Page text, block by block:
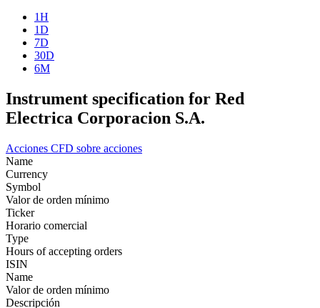
1H
1D
7D
30D
6M
Instrument specification for Red
Electrica Corporacion S.A.
Acciones CFD sobre acciones
Name
Currency
Symbol
Valor de orden mínimo
Ticker
Horario comercial
Type
Hours of accepting orders
ISIN
Name
Valor de orden mínimo
Descripción